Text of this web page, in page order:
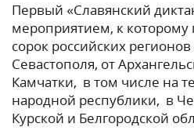
Первый «Славянский
мероприятием, к
сорок российских
Севастополя, от
Камчатки, в том числе на
народной республики, в
Курской и Белгородской